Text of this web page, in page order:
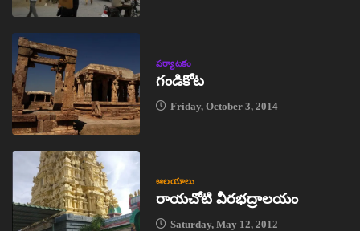
పర్యాటకం
గండికోట
Friday, October 3, 2014
ఆలయాలు
రాయచోటి వీరభద్రాలయం
Saturday, May 12, 2012